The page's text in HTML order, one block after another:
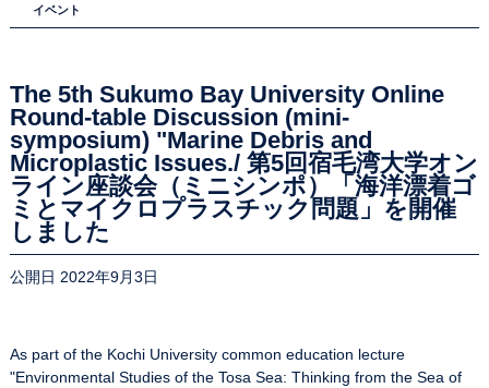
イベント
The 5th Sukumo Bay University Online
Round-table Discussion (mini-
symposium) "Marine Debris and
Microplastic Issues./ 第5回宿毛湾大学オン
ライン座談会（ミニシンポ）「海洋漂着ゴ
ミとマイクロプラスチック問題」を開催
しました
公開日 2022年9月3日
As part of the Kochi University common education lecture
"Environmental Studies of the Tosa Sea: Thinking from the Sea of